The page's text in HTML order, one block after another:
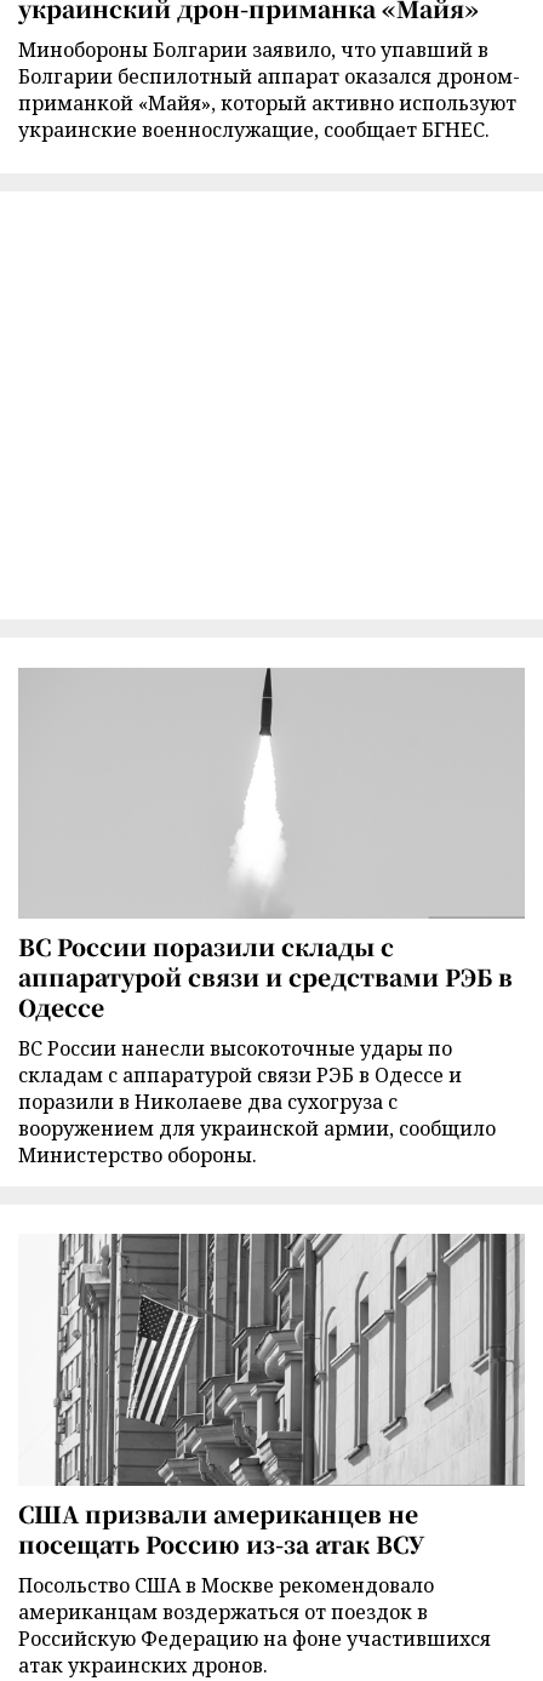
украинский дрон-приманка «Майя»
Минобороны Болгарии заявило, что упавший в
Болгарии беспилотный аппарат оказался дроном-
приманкой «Майя», который активно используют
украинские военнослужащие, сообщает БГНЕС.
ВС России поразили склады с
аппаратурой связи и средствами РЭБ в
Одессе
ВС России нанесли высокоточные удары по
складам с аппаратурой связи РЭБ в Одессе и
поразили в Николаеве два сухогруза с
вооружением для украинской армии, сообщило
Министерство обороны.
США призвали американцев не
посещать Россию из-за атак ВСУ
Посольство США в Москве рекомендовало
американцам воздержаться от поездок в
Российскую Федерацию на фоне участившихся
атак украинских дронов.